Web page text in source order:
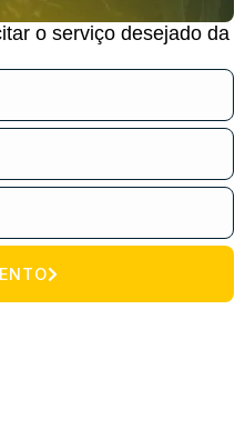
o serviço desejado da